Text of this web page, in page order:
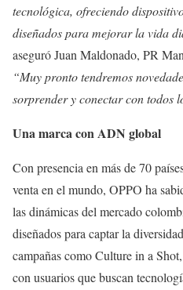
tecnológica, ofreciendo
diseñados para mejorar la vida
aseguró Juan Maldonado, PR
“Muy pronto tendremos
sorprender y conectar con todos
Una marca con ADN global
Con presencia en más de 70
venta en el mundo, OPPO ha
las dinámicas del mercado
diseñados para captar la
campañas como Culture in a
con usuarios que buscan